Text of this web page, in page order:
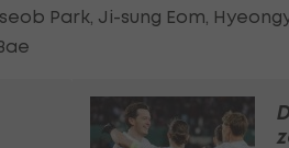
Park, Ji-sung Eom,